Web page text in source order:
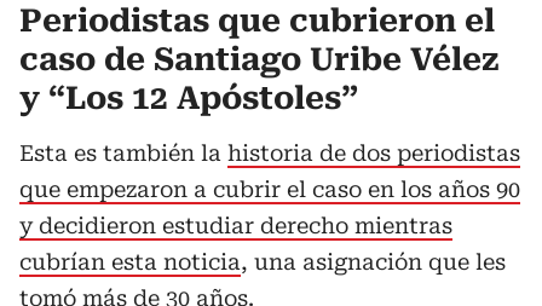
Periodistas que cubrieron el
caso de Santiago Uribe Vélez
y “Los 12 Apóstoles”
Esta es también la historia de dos periodistas
que empezaron a cubrir el caso en los años 90
y decidieron estudiar derecho mientras
cubrían esta noticia, una asignación que les
tomó más de 30 años.